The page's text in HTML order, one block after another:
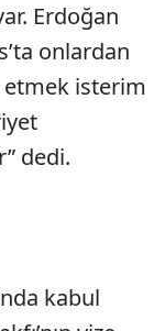
Erdoğan
onlardan
etmek isterim
dedi.
kabul